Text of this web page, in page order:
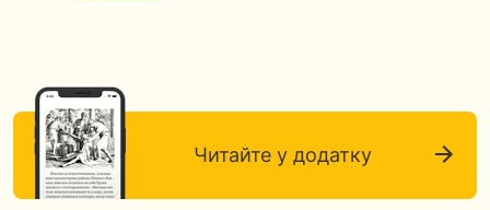
Читайте у додатку